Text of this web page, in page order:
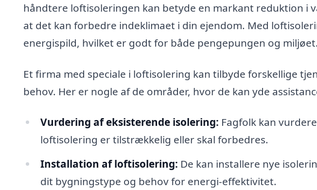
håndtere loftisoleringen kan betyde en markant reduktion i
at det kan forbedre indeklimaet i din ejendom. Med
energispild, hvilket er godt for både pengepungen og miljøet.
Et firma med speciale i loftisolering kan tilbyde forskellige
behov. Her er nogle af de områder, hvor de kan yde
Vurdering af eksisterende isolering: Fagfolk kan
loftisolering er tilstrækkelig eller skal forbedres.
Installation af loftisolering: De kan installere nye
dit bygningstype og behov for energi-effektivitet.